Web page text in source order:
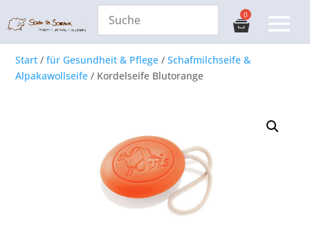
Start /für Gesundheit & Pflege /Schafmilchseife &
Alpakawollseife / Kordelseife Blutorange